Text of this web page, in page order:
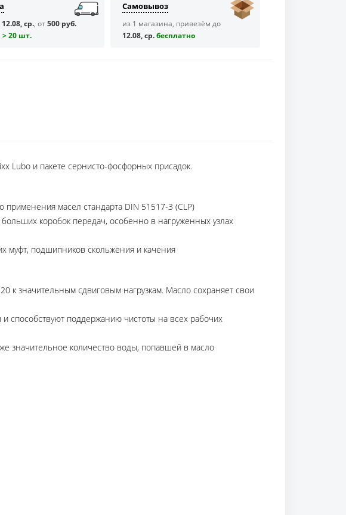
12.08, ср., от500 руб.
> 20 шт.
Самовывоз
из 1 магазина, привезём до
12.08, ср.бесплaтно
Lubo и пакете сернисто-фосфорных присадок.
масел стандарта DIN 51517-3 (CLP)
коробок передач, особенно в нагруженных узлах
муфт, подшипников скольжения и качения
к значительным сдвиговым нагрузкам. Масло сохраняет свои
способствуют поддержанию чистоты на всех рабочих
значительное количество воды, попавшей в масло